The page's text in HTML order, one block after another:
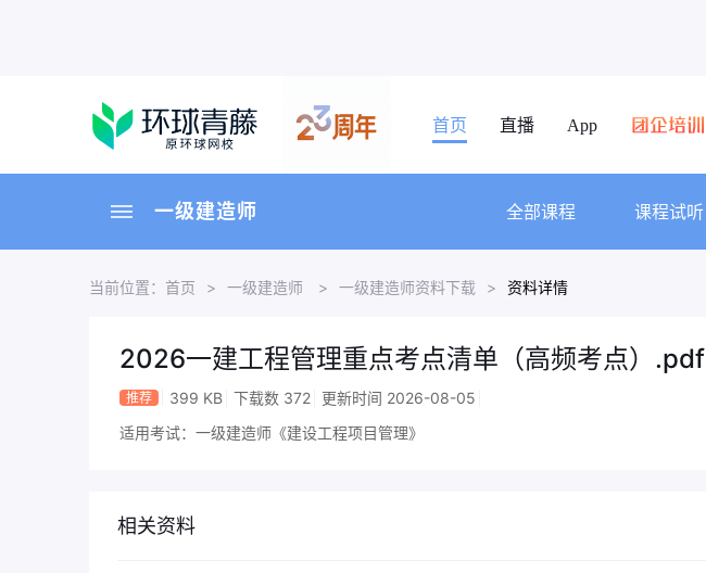
首页 直播 App
一级建造师 全部课程 课程试听
当前位置： 首页 > 一级建造师 > 一级建造师资料下载 > 资料详情
2026一建工程管理重点考点清单（高频考点）.pdf
推荐 399 KB 下载数 372
更新时间 2026-08-05
适用考试：一级建造师《建设工程项目管理》
相关资料